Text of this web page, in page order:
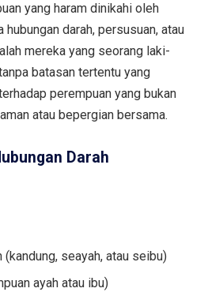
yang haram dinikahi oleh
darah, persusuan, atau
mereka yang seorang laki-
batasan tertentu yang
perempuan yang bukan
atau bepergian bersama.
Darah
(kandung, seayah, atau seibu)
ayah atau ibu)